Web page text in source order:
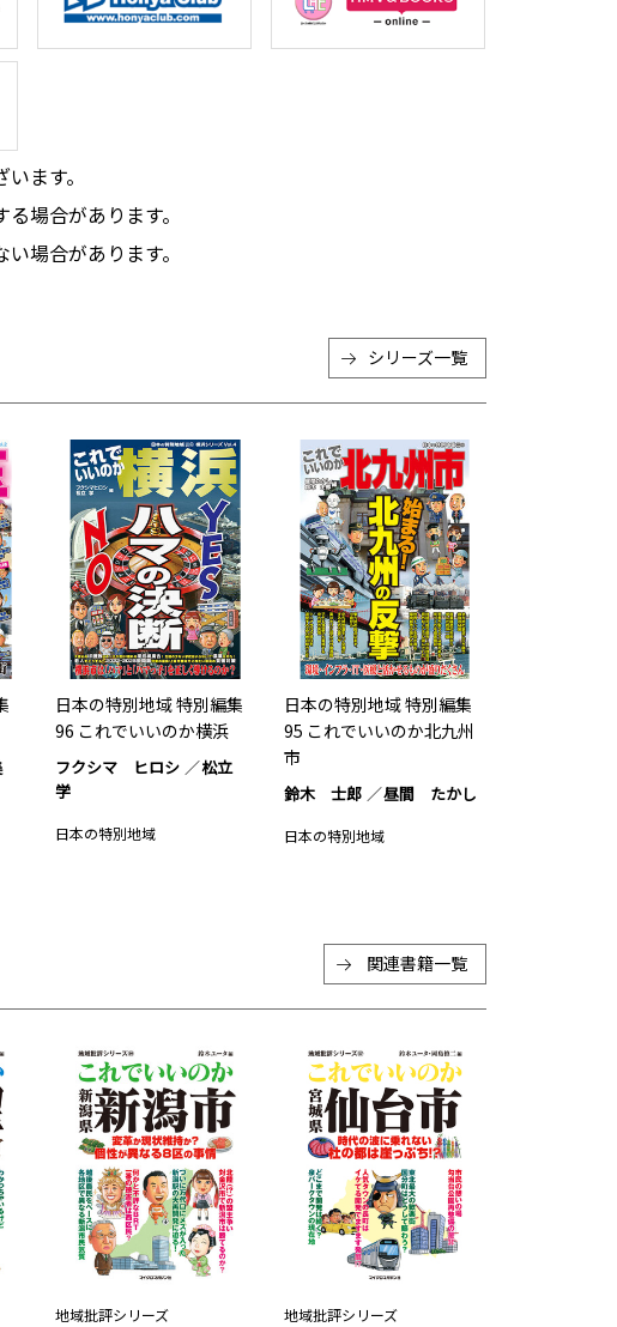
ます。
場合があります。
場合があります。
シリーズ一覧
日本の特別地域 特別編集
96 これでいいのか横浜
フクシマ ヒロシ
松立
学
日本の特別地域
日本の特別地域 特別編集
95 これでいいのか北九州
市
鈴木 士郎 昼間 たかし
日本の特別地域
関連書籍一覧
地域批評シリーズ 地域批評シリーズ